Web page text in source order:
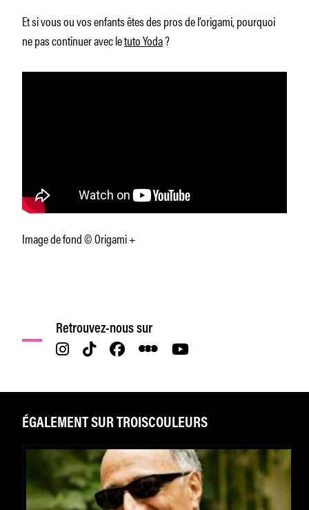
Et si vous ou vos enfants êtes des pros de l’origami, pourquoi
ne pas continuer avec letutoYoda?
Image de fond © Origami +
Retrouvez-nous sur
ÉGALEMENT SUR TROISCOULEURS